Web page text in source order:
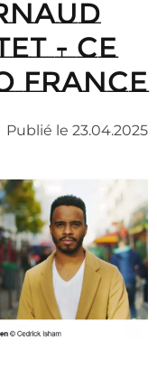
- ce
France
Publié le 23.04.2025